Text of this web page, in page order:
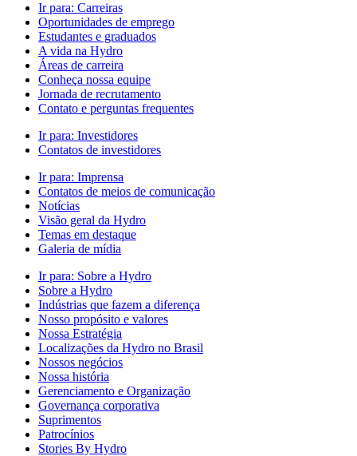
Ir para: Carreiras
Oportunidades de emprego
Estudantes e graduados
A vida na Hydro
Áreas de carreira
Conheça nossa equipe
Jornada de recrutamento
Contato e perguntas frequentes
Ir para: Investidores
Contatos de investidores
Ir para: Imprensa
Contatos de meios de comunicação
Notícias
Visão geral da Hydro
Temas em destaque
Galeria de mídia
Ir para: Sobre a Hydro
Sobre a Hydro
Indústrias que fazem a diferença
Nosso propósito e valores
Nossa Estratégia
Localizações da Hydro no Brasil
Nossos negócios
Nossa história
Gerenciamento e Organização
Governança corporativa
Suprimentos
Patrocínios
Stories By Hydro